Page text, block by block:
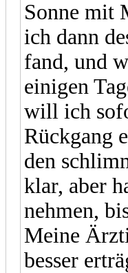
Sonne mit
ich dann
fand, und
einigen
will ich
Rückgang
den
klar, aber
nehmen,
Meine
besser